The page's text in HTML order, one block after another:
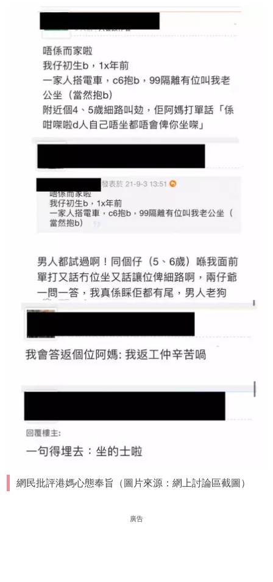
網民批評港媽心態奉旨（圖片來源：網上討論區截圖）
廣告